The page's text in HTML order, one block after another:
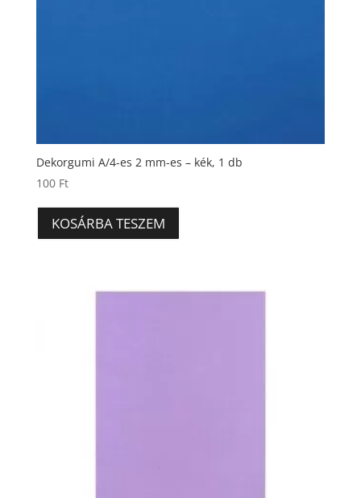
Dekorgumi A/4-es 2 mm-es – kék, 1 db
100 Ft
KOSÁRBA TESZEM